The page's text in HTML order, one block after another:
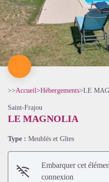
>>Accueil>Hébergements>LE
Saint-Frajou
LE MAGNOLIA
Type : Meublés et Gîtes
Embarquer cet
connexion